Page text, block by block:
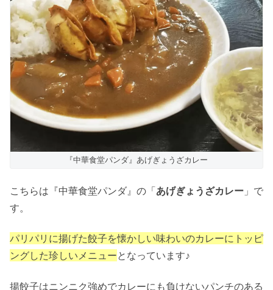
『中華食堂パンダ』あげぎょうざカレー
こちらは『中華食堂パンダ』の「あげぎょうざカレー 」で
す。
パリパリに揚げた餃子を懐かしい味わいのカレーにトッピ
ングした珍しいメニューとなっています♪
揚餃子はニンニク強めでカレーにも負けないパンチのある